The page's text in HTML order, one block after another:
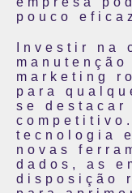
pouco
Investir na
marketing
para
se destacar
tecnologia
novas
dados, as
disposição